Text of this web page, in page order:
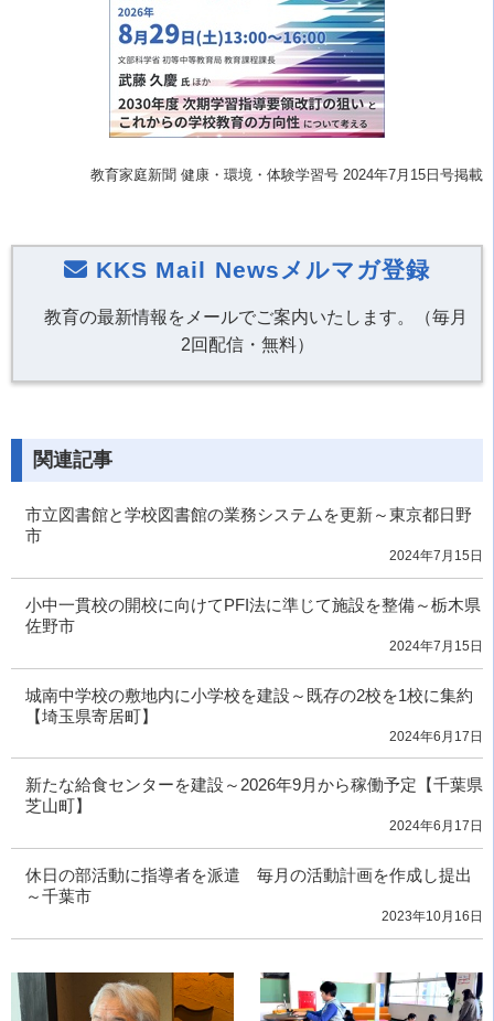
教育家庭新聞 健康・環境・体験学習号 2024年7月15日号掲載
KKS Mail Newsメルマガ登録
教育の最新情報をメールでご案内いたします。（毎月
2回配信・無料）
関連記事
市立図書館と学校図書館の業務システムを更新～東京都日野
市
2024年7月15日
小中一貫校の開校に向けてPFI法に準じて施設を整備～栃木県
佐野市
2024年7月15日
城南中学校の敷地内に小学校を建設～既存の2校を1校に集約
【埼玉県寄居町】
2024年6月17日
新たな給食センターを建設～2026年9月から稼働予定【千葉県
芝山町】
2024年6月17日
休日の部活動に指導者を派遣 毎月の活動計画を作成し提出
～千葉市
2023年10月16日